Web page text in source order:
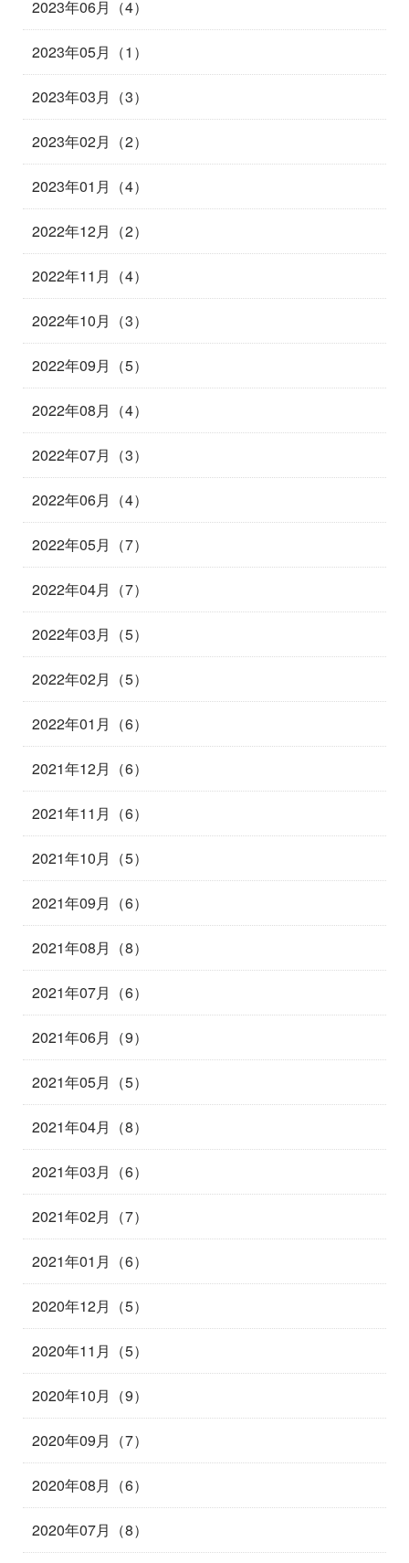
2023年06月（4）
2023年05月（1）
2023年03月（3）
2023年02月（2）
2023年01月（4）
2022年12月（2）
2022年11月（4）
2022年10月（3）
2022年09月（5）
2022年08月（4）
2022年07月（3）
2022年06月（4）
2022年05月（7）
2022年04月（7）
2022年03月（5）
2022年02月（5）
2022年01月（6）
2021年12月（6）
2021年11月（6）
2021年10月（5）
2021年09月（6）
2021年08月（8）
2021年07月（6）
2021年06月（9）
2021年05月（5）
2021年04月（8）
2021年03月（6）
2021年02月（7）
2021年01月（6）
2020年12月（5）
2020年11月（5）
2020年10月（9）
2020年09月（7）
2020年08月（6）
2020年07月（8）